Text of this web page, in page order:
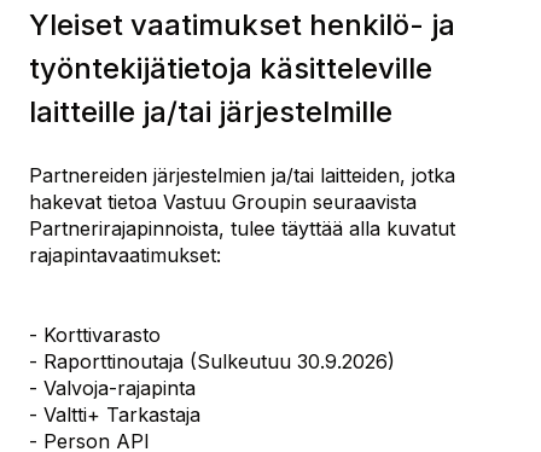
Yleiset vaatimukset henkilö- ja
työntekijätietoja käsitteleville
laitteille ja/tai järjestelmille
Partnereiden järjestelmien ja/tai laitteiden, jotka
hakevat tietoa Vastuu Groupin seuraavista
Partnerirajapinnoista, tulee täyttää alla kuvatut
rajapintavaatimukset:
- Korttivarasto
- Raporttinoutaja (Sulkeutuu 30.9.2026)
- Valvoja-rajapinta
- Valtti+ Tarkastaja
- Person API